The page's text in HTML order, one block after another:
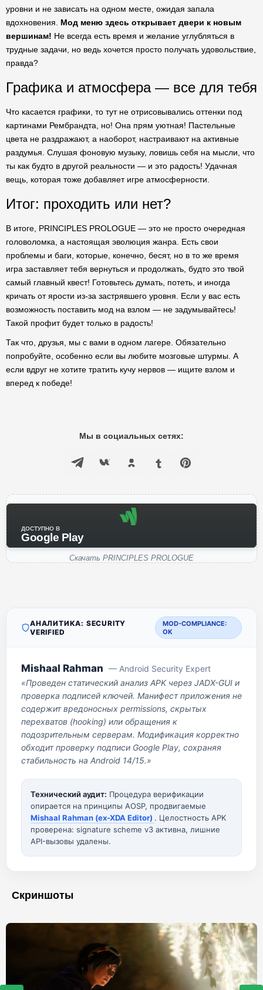
уровни и не зависать на одном месте, ожидая запала
вдохновения. Мод меню здесь открывает двери к новым
вершинам! Не всегда есть время и желание углубляться в
трудные задачи, но ведь хочется просто получать удовольствие,
правда?
Графика и атмосфера — все для тебя
Что касается графики, то тут не отрисовывались оттенки под
картинами Рембрандта, но! Она прям уютная! Пастельные
цвета не раздражают, а наоборот, настраивают на активные
раздумья. Слушая фоновую музыку, ловишь себя на мысли, что
ты как будто в другой реальности — и это радость! Удачная
вещь, которая тоже добавляет игре атмосферности.
Итог: проходить или нет?
В итоге, PRINCIPLES PROLOGUE — это не просто очередная
головоломка, а настоящая эволюция жанра. Есть свои
проблемы и баги, которые, конечно, бесят, но в то же время
игра заставляет тебя вернуться и продолжать, будто это твой
самый главный квест! Готовьтесь думать, потеть, и иногда
кричать от ярости из-за застрявшего уровня. Если у вас есть
возможность поставить мод на взлом — не задумывайтесь!
Такой профит будет только в радость!
Так что, друзья, мы с вами в одном лагере. Обязательно
попробуйте, особенно если вы любите мозговые штурмы. А
если вдруг не хотите тратить кучу нервов — ищите взлом и
вперед к победе!
Мы в социальных сетях:
ДОСТУПНО В
Google Play
Скачать PRINCIPLES PROLOGUE
АНАЛИТИКА: SECURITY
VERIFIED
MOD-COMPLIANCE:
OK
Mishaal Rahman — Android Security Expert
«Проведен статический анализ APK через JADX-GUI и
проверка подписей ключей. Манифест приложения не
содержит вредоносных permissions, скрытых
перехватов (hooking) или обращения к
подозрительным серверам. Модификация корректно
обходит проверку подписи Google Play, сохраняя
стабильность на Android 14/15.»
Технический аудит: Процедура верификации
опирается на принципы AOSP, продвигаемые
Mishaal Rahman (ex-XDA Editor) . Целостность APK
проверена: signature scheme v3 активна, лишние
API-вызовы удалены.
Скриншоты